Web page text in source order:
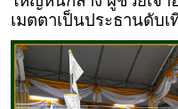
เมตตาเป็นประธานดับ